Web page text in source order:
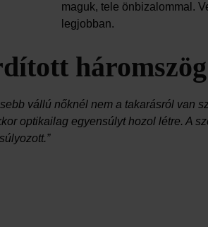
maguk, tele önbizalommal.
legjobban.
háromszög
vállú nőknél nem a takarásról van
optikailag egyensúlyt hozol létre. A